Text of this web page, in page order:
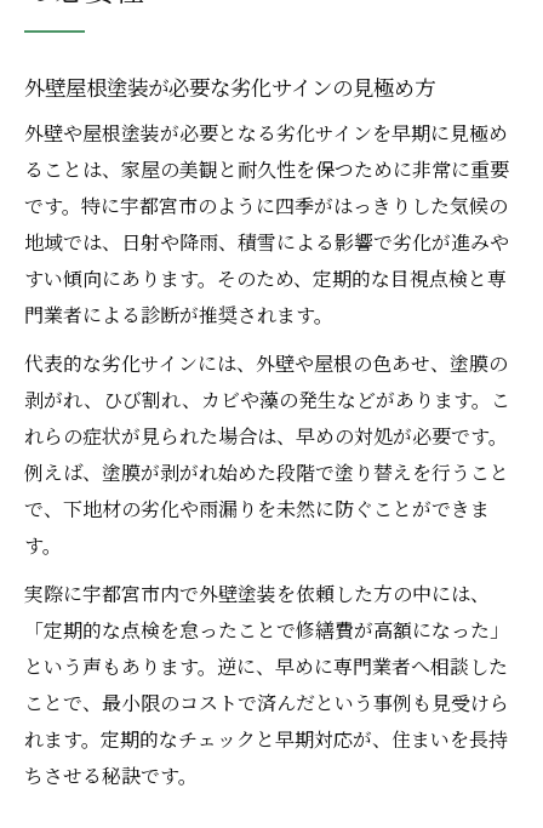
外壁屋根塗装が必要な劣化サインの見極め方
外壁や屋根塗装が必要となる劣化サインを早期に見極め
ることは、家屋の美観と耐久性を保つために非常に重要
です。特に宇都宮市のように四季がはっきりした気候の
地域では、日射や降雨、積雪による影響で劣化が進みや
すい傾向にあります。そのため、定期的な目視点検と専
門業者による診断が推奨されます。
代表的な劣化サインには、外壁や屋根の色あせ、塗膜の
剥がれ、ひび割れ、カビや藻の発生などがあります。こ
れらの症状が見られた場合は、早めの対処が必要です。
例えば、塗膜が剥がれ始めた段階で塗り替えを行うこと
で、下地材の劣化や雨漏りを未然に防ぐことができま
す。
実際に宇都宮市内で外壁塗装を依頼した方の中には、
「定期的な点検を怠ったことで修繕費が高額になった」
という声もあります。逆に、早めに専門業者へ相談した
ことで、最小限のコストで済んだという事例も見受けら
れます。定期的なチェックと早期対応が、住まいを長持
ちさせる秘訣です。